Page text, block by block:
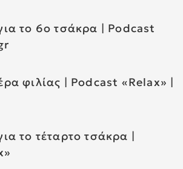
το 6ο τσάκρα | Podcast
φιλίας | Podcast «Relax» |
το τέταρτο τσάκρα |